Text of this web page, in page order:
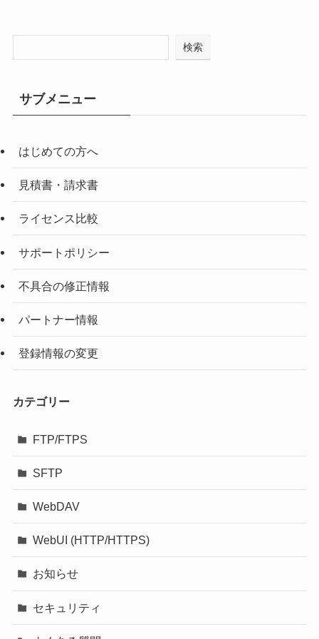
検索
サブメニュー
はじめての方へ
見積書・請求書
ライセンス比較
サポートポリシー
不具合の修正情報
パートナー情報
登録情報の変更
カテゴリー
FTP/FTPS
SFTP
WebDAV
WebUI (HTTP/HTTPS)
お知らせ
セキュリティ